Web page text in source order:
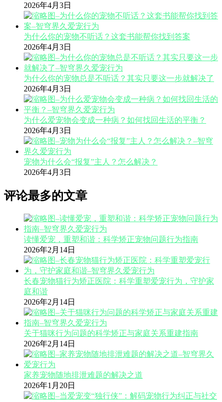
2026年4月3日
为什么你的宠物不听话？这套书能帮你找到答案
2026年4月3日
为什么你的宠物总是不听话？其实只要这一步就解决了
2026年4月3日
为什么爱宠物会变成一种病？如何找回生活的平衡？
2026年4月3日
宠物为什么会“报复”主人？怎么解决？
2026年4月3日
评论最多的文章
读懂爱宠，重塑和谐：科学矫正宠物问题行为指南
2026年2月14日
长春宠物猫行为矫正医院：科学重塑爱宠行为，守护家
庭和谐
2026年2月14日
关于猫咪行为问题的科学矫正与家庭关系重建指南
2026年2月14日
家养宠物随地排泄难题的解决之道
2026年1月20日